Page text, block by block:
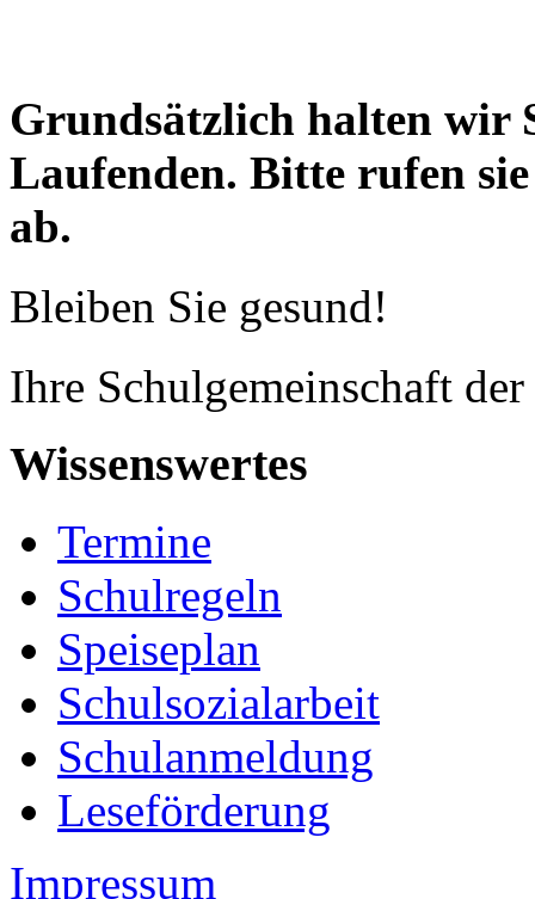
Grundsätzlich halten wir
Laufenden. Bitte rufen
ab.
Bleiben Sie gesund!
Ihre Schulgemeinschaft
Wissenswertes
Termine
Schulregeln
Speiseplan
Schulsozialarbeit
Schulanmeldung
Leseförderung
Impressum